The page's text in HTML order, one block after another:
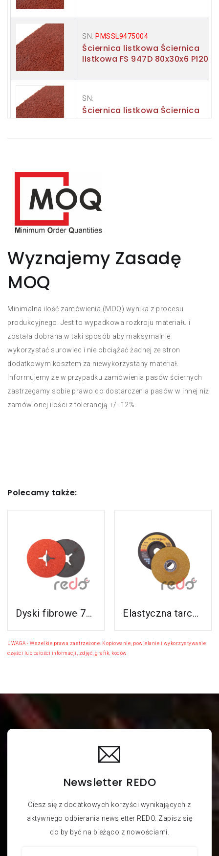
SN: PMSSL9475004
Ściernica listkowa Ściernica
listkowa FS 947D 80x30x6 P120
SN:
Ściernica listkowa Ściernica
Ściernica listkowa Ściernica
listkowa FS 947D 80x30x6 P80
SN:PMSSL9473001
Ściernica listkowa Ściernica
listkowa FS 947D 80x30x6 P60
SN: PMSSL9472003
PMSSL9472002
Ściernica listkowa Ściernica
listkowa FS 947D 40x20x6 P40
Ściernica listkowa Ściernica
listkowa FS 947D 60x50x6 P40
SN:PMSSL9474002
PMSSL9473002
Ściernica listkowa Ściernica
SN: PMSSL9472001
listkowa FS 947D 60x30x6 P40
Wyznajemy Zasadę
MOQ
Minimalna ilość zamówienia (MOQ) wynika z procesu
produkcyjnego. Jest to wypadkowa rozkroju materiału i
została dobrana w taki sposób aby maksymalnie
wykorzystać surowiec i nie obciążać żadnej ze stron
dodatkowym kosztem za niewykorzystany materiał.
Informujemy że w przypadku zamówienia pasów ściernych
zastrzegamy sobie prawo do dostarczenia pasów w innej niż
zamówionej ilości z tolerancją +/- 12%.
Polecamy także:
Zobacz Ten
Produkt
Dyski fibrowe 787C do stali nierdzewnej i aluminium
Zobacz Ten
Produkt
Elastyczna tarcza do szlifowania 3M™ Cubitron™ II (GoldCorps nowy GreenGorps)
UWAGA - Wsze kie prawa za strzeżone. Kopiowa nie, pow ie a nie i wykorzystywa nie
części u b całości informacji , zd jęć, g rafi k, kodów
Newsletter REDO
Ciesz się z dodatkowych korzyści wynikających z
aktywnego odbierania newsletter REDO. Zapisz się
do by być na bieżąco z nowościami.